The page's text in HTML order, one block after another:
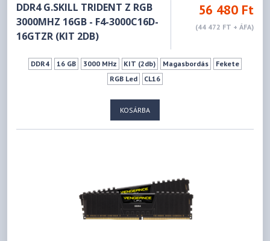
DDR4 G.SKILL TRIDENT Z RGB
3000MHZ 16GB - F4-3000C16D-
16GTZR (KIT 2DB)
56 480 Ft
(44 472 FT + ÁFA)
DDR4 16 GB 3000 MHz KIT (2db) Magasbordás
Fekete
RGB Led
CL16
KOSÁRBA